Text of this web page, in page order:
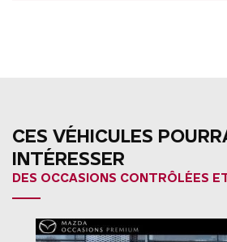
CES VÉHICULES
INTÉRESSER
DES OCCASIONS CONTRÔLÉES